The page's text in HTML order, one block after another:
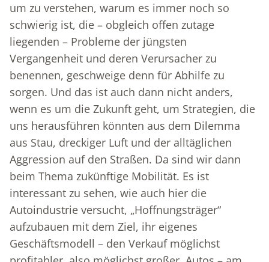
um zu verstehen, warum es immer noch so
schwierig ist, die – obgleich offen zutage
liegenden – Probleme der jüngsten
Vergangenheit und deren Verursacher zu
benennen, geschweige denn für Abhilfe zu
sorgen. Und das ist auch dann nicht anders,
wenn es um die Zukunft geht, um Strategien, die
uns herausführen könnten aus dem Dilemma
aus Stau, dreckiger Luft und der alltäglichen
Aggression auf den Straßen. Da sind wir dann
beim Thema zukünftige Mobilität. Es ist
interessant zu sehen, wie auch hier die
Autoindustrie versucht, „Hoffnungsträger“
aufzubauen mit dem Ziel, ihr eigenes
Geschäftsmodell – den Verkauf möglichst